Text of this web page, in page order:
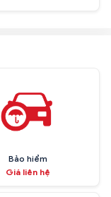
Bảo hiểm
Giá liên hệ